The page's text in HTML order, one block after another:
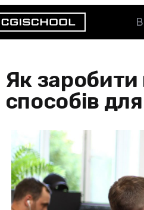
Як заробити
способів